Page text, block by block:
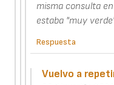
misma consulta
estaba "muy
Respuesta
Vuelvo a